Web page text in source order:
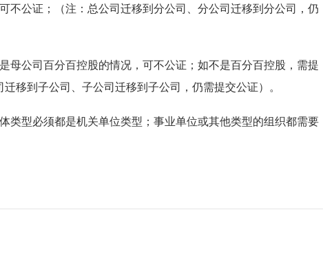
不公证；（注：总公司迁移到分公司、分公司迁移到分公司，仍
母公司百分百控股的情况，可不公证；如不是百分百控股，需提
移到子公司、子公司迁移到子公司，仍需提交公证）。
类型必须都是机关单位类型；事业单位或其他类型的组织都需要